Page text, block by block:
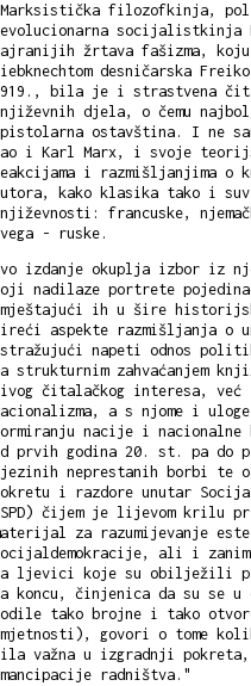
filozofkinja,
socijalistkinja
žrtava fašizma, koju
desničarska
bila je i strastvena
djela, o čemu
ostavština. I ne
i Karl Marx, i svoje
i razmišljanjima o
kako klasika tako i
francuske,
- ruske.
izdanje okuplja izbor iz
nadilaze portrete
ih u šire
aspekte razmišljanja o
napeti odnos
strukturnim zahvaćanjem
čitalačkog interesa,
a s njome i
nacije i nacionalne
prvih godina 20. st. pa do
neprestanih borbi te
i razdore unutar
čijem je lijevom krilu
za razumijevanje
ali i
ljevici koje su obilježili
koncu, činjenica da su se u
tako brojne i tako
govori o tome
važna u izgradnji
radništva."